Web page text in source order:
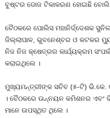
ବୁଷ୍ଟର ଡୋଜ ଟିକାକରଣ ହୋଇଛି ବୋଲି
ବୈଠକରେ ପୋଲିସ ମହାନିର୍ଦ୍ଦେଶକ
ଜିଲ୍ଲାପାଳ, ଭୁବନେଶ୍ବର ଓ କଟକର
ନିଜ ନିଜ କ୍ଷେତ୍ରର କାର୍ଯ୍ୟକ୍ରମ
କରାଇଥିଲେ ।
ମୁଖ୍ୟମନ୍ତ୍ରୀଙ୍କ ସଚିବ (୫-ଟି) ଭି.କେ.
। ବୈଠକରେ ଉନ୍ନୟନ କମିଶନର
ମାନେ ଉପସ୍ଥିତ ଥିଲେ ।